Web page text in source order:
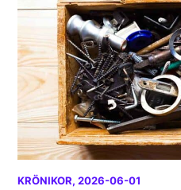
KRÖNIKOR, 2026-06-01